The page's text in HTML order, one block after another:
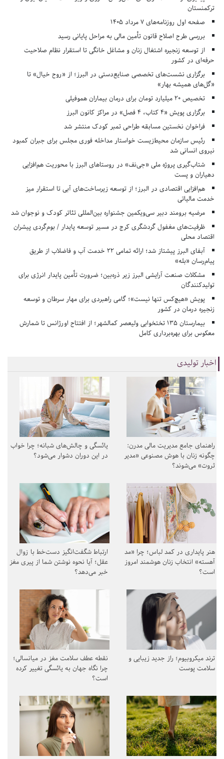
ترکمنستان
صفحه اول روزنامه‌های 7 مرداد 1405
بررسی طرح اصلاح قانون تأمین مالی به مراحل پایانی رسید
از توسعه زنجیره اشتغال زنان و مشاغل خانگی تا استقرار نظام صلاحیت
حرفه‌ای در کشور
برگزاری نشست‌های تخصصی صنایع‌دستی در البرز؛ از «روح خیال» تا
«گل‌های همیشه بهار»
تخصیص ۲۰ میلیارد تومان برای درمان بیماران هموفیلی
برگزاری پویش «۴ کتاب، ۴ فصل» در مراکز کانون البرز
فراخوان نخستین مسابقه طراحی تمبر کودک منتشر شد
رئیس سازمان محیط‌زیست خواستار مداخله فوری مجلس برای جبران کمبود
نیروی انسانی شد
شتاب‌گیری پروژه ملی «جی‌نف» در روستاهای البرز با محوریت هم‌افزایی
دهیاران و پست
هم‌افزایی اقتصادی در البرز؛ از توسعه زیرساخت‌های آبی تا استقرار میز
خدمت مالیاتی
مرضیه برومند دبیر سی‌ویکمین جشنواره بین‌المللی تئاتر کودک و نوجوان شد
ظرفیت‌های مغفول گردشگری کرج در مسیر توسعه پایدار / بوم‌گردی پیشران
اقتصاد محلی
آبفای البرز پیشتاز شد؛ ارائه تمامی ۲۲ خدمت آب و فاضلاب از طریق
پیام‌رسان «بله»
مشکلات صنعت آرایشی البرز زیر ذره‌بین؛ ضرورت تأمین پایدار انرژی برای
تولیدکنندگان
پویش «هیچ‌کس تنها نیست»؛ گامی راهبردی برای مهار سرطان و توسعه
زنجیره درمان در کشور
بیمارستان ۱۳۵ تختخوابی ولیعصر کمالشهر؛ از افتتاح اورژانس تا شمارش
معکوس برای بهره‌برداری کامل
اخبار تولیدی
راهنمای جامع مدیریت مالی مدرن:
چگونه زنان با هوش مصنوعی «مدیر
ثروت» می‌شوند؟
یائسگی و چالش‌های شبانه؛ چرا خواب
در این دوران دشوار می‌شود؟
هنر پایداری در کمد لباس؛ چرا «مد
آهسته» انتخاب زنان هوشمند امروز
است؟
ارتباط شگفت‌انگیز دست‌خط با زوال
عقل؛ آیا نحوه نوشتن شما از پیری مغز
خبر می‌دهد؟
ترند میکروبیوم؛ راز جدید زیبایی و
سلامت پوست
نقطه عطف سلامت مغز در میانسالی؛
چرا نگاه جهان به یائسگی تغییر کرده
است؟